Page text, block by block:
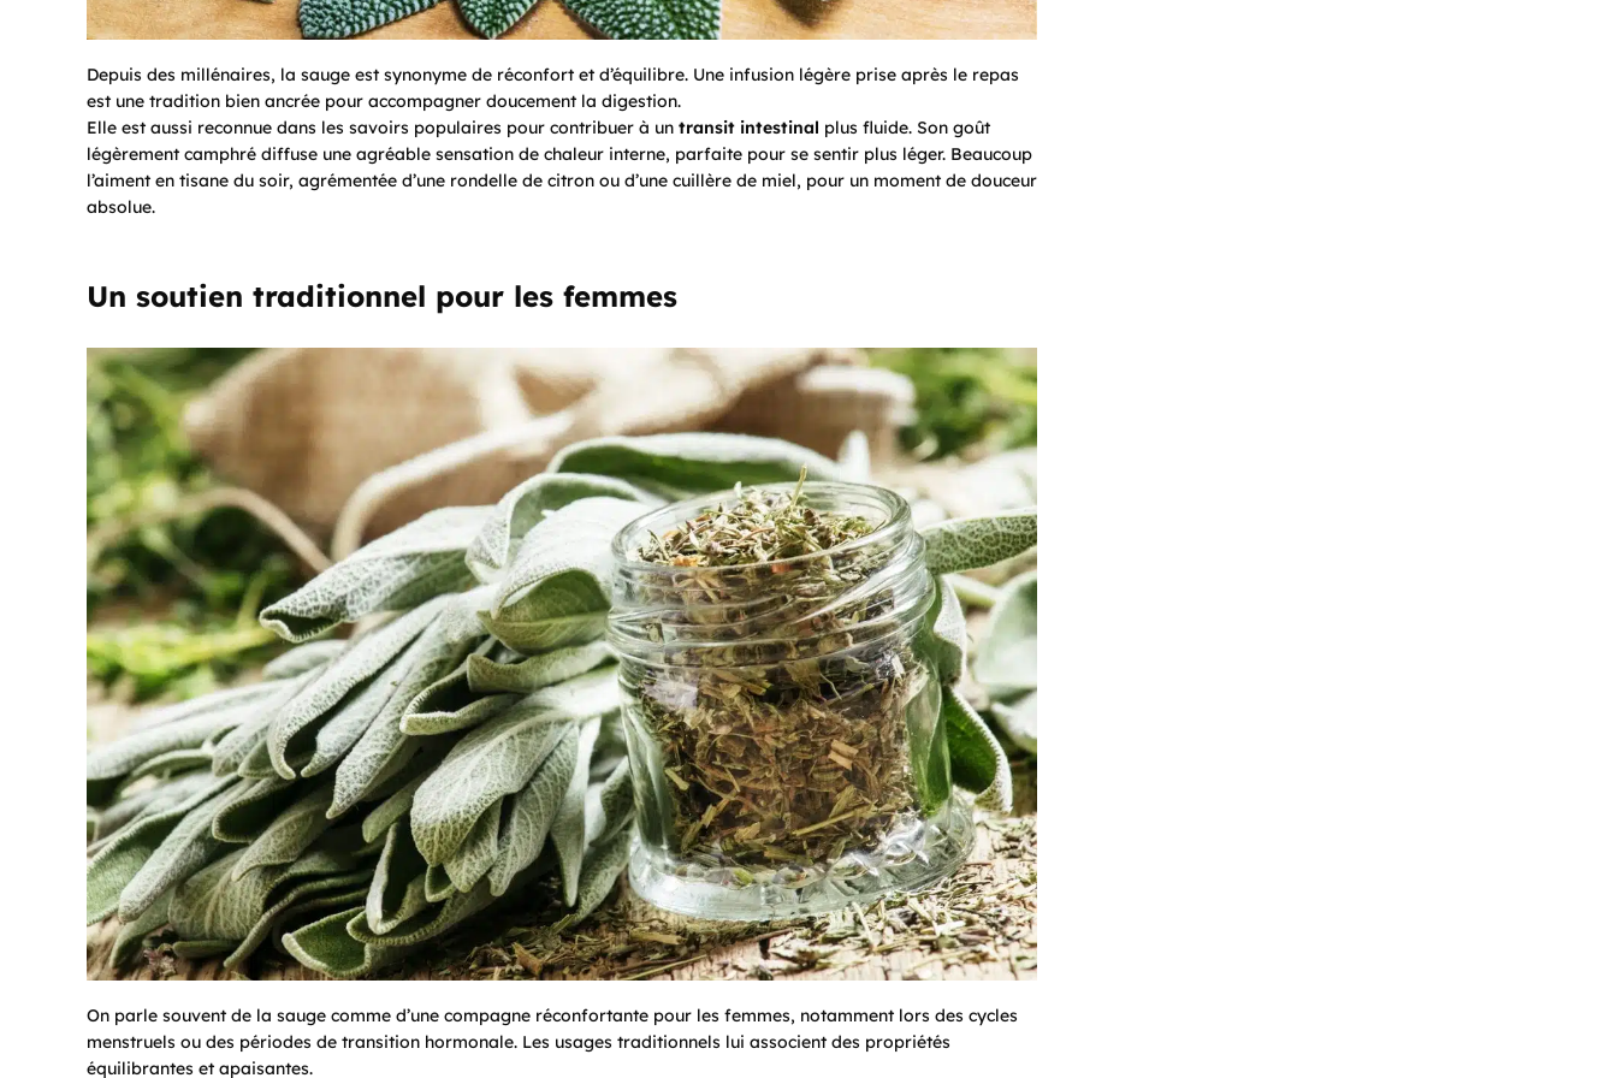
Depuis des millénaires, la sauge est synonyme de réconfort et d’équilibre. Une infusion légère prise après le repas
est une tradition bien ancrée pour accompagner doucement la digestion.
Elle est aussi reconnue dans les savoirs populaires pour contribuer à un transit intestinal plus fluide. Son goût
légèrement camphré diffuse une agréable sensation de chaleur interne, parfaite pour se sentir plus léger. Beaucoup
l’aiment en tisane du soir, agrémentée d’une rondelle de citron ou d’une cuillère de miel, pour un moment de douceur
absolue.
Un soutien traditionnel pour les femmes
On parle souvent de la sauge comme d’une compagne réconfortante pour les femmes, notamment lors des cycles
menstruels ou des périodes de transition hormonale. Les usages traditionnels lui associent des propriétés
équilibrantes et apaisantes.